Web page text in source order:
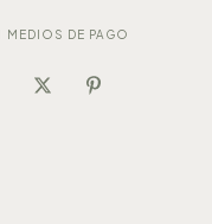
MEDIOS DE PAGO